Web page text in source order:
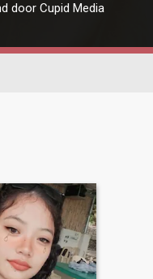
door Cupid Media